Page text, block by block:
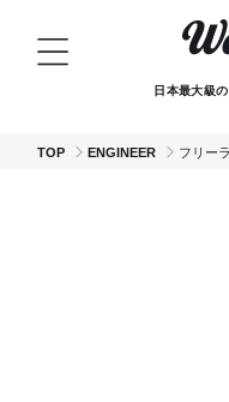
日本最大級
TOP ENGINEER フリー